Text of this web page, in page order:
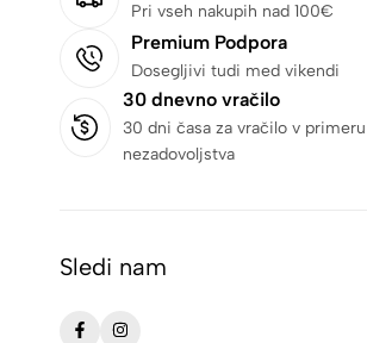
Pri vseh nakupih nad 100€
Premium Podpora
Dosegljivi tudi med vikendi
30 dnevno vračilo
30 dni časa za vračilo v primeru
nezadovoljstva
Sledi nam